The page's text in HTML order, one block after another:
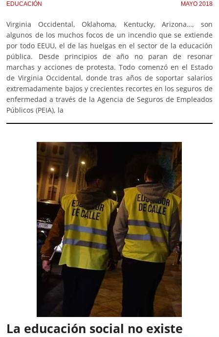
EDUCACIÓN MAYO 2018
Virginia Occidental, Oklahoma, Kentucky, Arizona…, son
algunos de los muchos focos de un incendio que se extiende
por todo EEUU, el de las huelgas en el sector de la educación
pública. Desde principios de año no paran de resonar
marchas y acciones de protesta. Todo comenzó en el Estado
de Virginia Occidental, donde tras años de soportar salarios
extremadamente bajos y crecientes recortes en los seguros de
enfermedad a través de la Agencia de Seguros de Empleados
Públicos (PEIA), la
La educación social no existe